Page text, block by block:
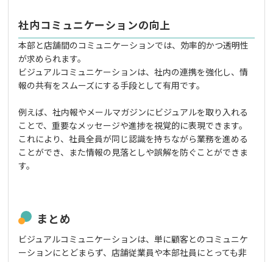
社内コミュニケーションの向上
本部と店舗間のコミュニケーションでは、効率的かつ透明性
が求められます。
ビジュアルコミュニケーションは、社内の連携を強化し、情
報の共有をスムーズにする手段として有用です。
例えば、社内報やメールマガジンにビジュアルを取り入れる
ことで、重要なメッセージや進捗を視覚的に表現できます。
これにより、社員全員が同じ認識を持ちながら業務を進める
ことができ、また情報の見落としや誤解を防ぐことができま
す。
まとめ
ビジュアルコミュニケーションは、単に顧客とのコミュニケ
ーションにとどまらず、店舗従業員や本部社員にとっても非